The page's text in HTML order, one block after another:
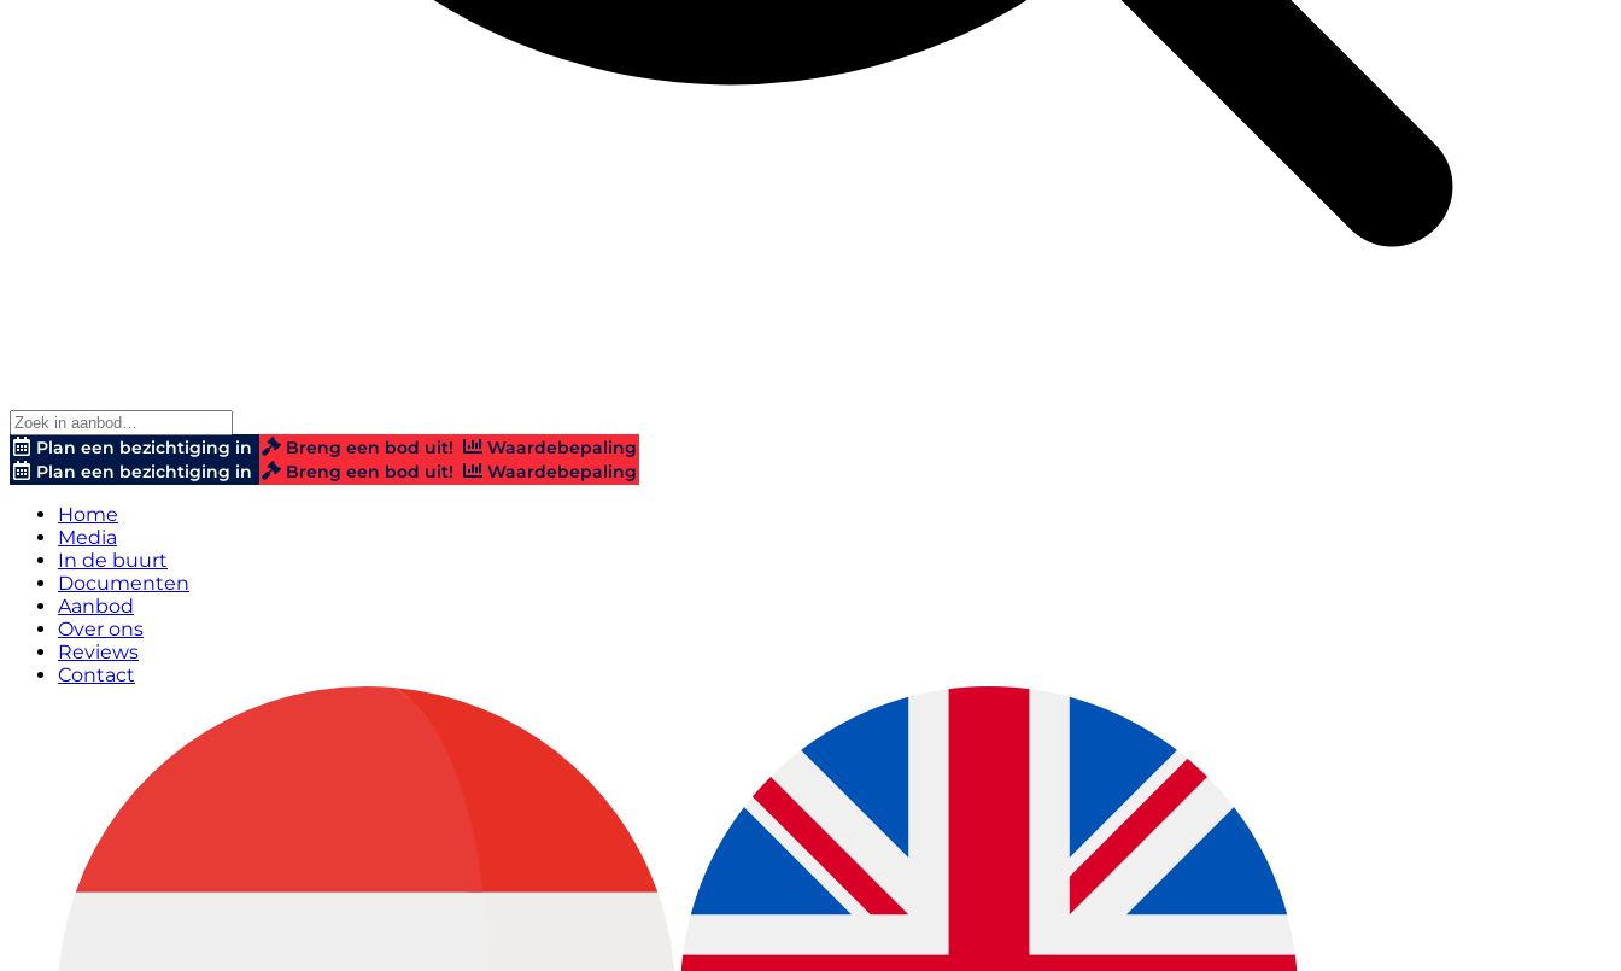
Plan een bezichtiging in Breng een bod uit!
Waardebepaling
Plan een bezichtiging in
Breng een bod uit! Waardebepaling
Home
Media
In de buurt
Documenten
Aanbod
Over ons
Reviews
Contact